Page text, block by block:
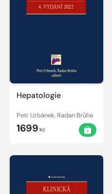
Hepatologie
Petr Urbánek, Radan Brůha
1699 Kč